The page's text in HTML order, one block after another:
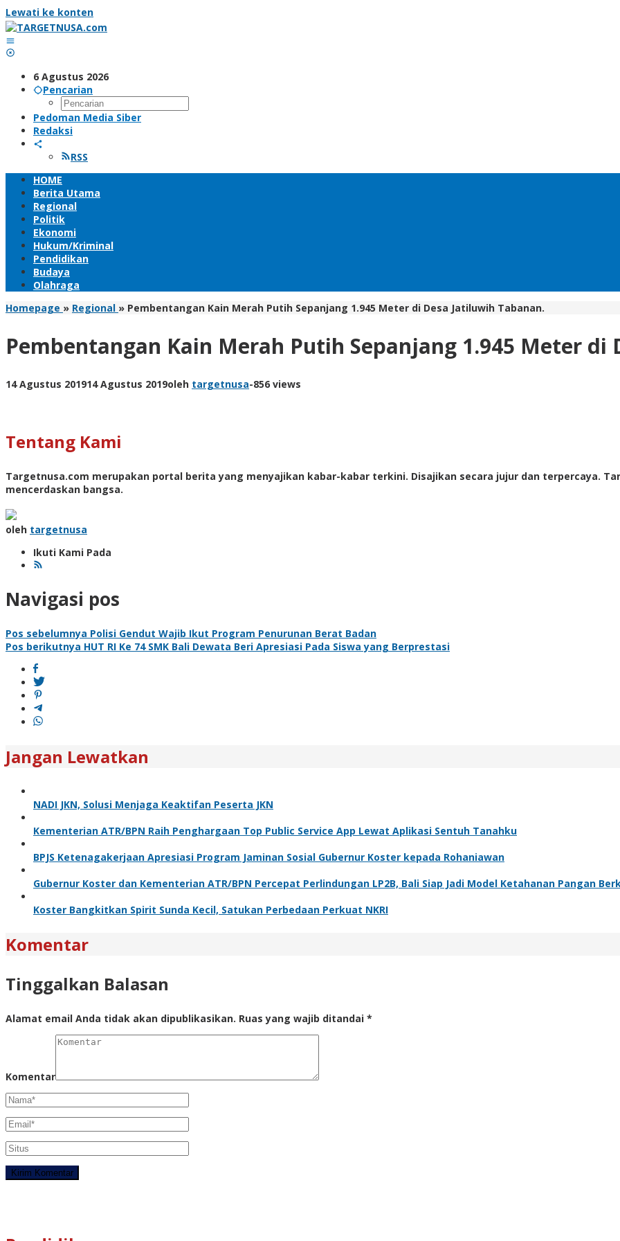
Lewati ke konten
6 Agustus 2026
Pencarian
Pedoman Media Siber
Redaksi
RSS
HOME
Berita Utama
Regional
Politik
Ekonomi
Hukum/Kriminal
Pendidikan
Budaya
Olahraga
Homepage » Regional » Pembentangan Kain Merah Putih Sepanjang 1.945 Meter di Desa Jatiluwih Tabanan.
Pembentangan Kain Merah Putih Sepanjang 1.945 Meter di
14 Agustus 201914 Agustus 2019oleh targetnusa-856 views
Tentang Kami
Targetnusa.com merupakan portal berita yang menyajikan kabar-kabar terkini. Disajikan secara jujur dan terpercaya.
mencerdaskan bangsa.
oleh targetnusa
Ikuti Kami Pada
Navigasi pos
Pos sebelumnya Polisi Gendut Wajib Ikut Program Penurunan Berat Badan
Pos berikutnya HUT RI Ke 74 SMK Bali Dewata Beri Apresiasi Pada Siswa yang Berprestasi
Jangan Lewatkan
NADI JKN, Solusi Menjaga Keaktifan Peserta JKN
Kementerian ATR/BPN Raih Penghargaan Top Public Service App Lewat Aplikasi Sentuh Tanahku
BPJS Ketenagakerjaan Apresiasi Program Jaminan Sosial Gubernur Koster kepada Rohaniawan
Gubernur Koster dan Kementerian ATR/BPN Percepat Perlindungan LP2B, Bali Siap Jadi Model Ketahanan Pangan
Koster Bangkitkan Spirit Sunda Kecil, Satukan Perbedaan Perkuat NKRI
Komentar
Tinggalkan Balasan
Alamat email Anda tidak akan dipublikasikan. Ruas yang wajib ditandai *
Komentar